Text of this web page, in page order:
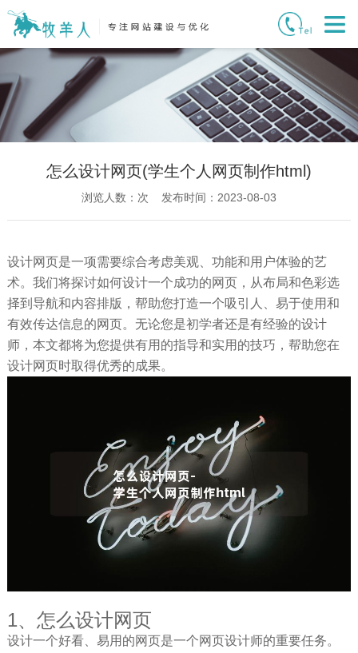
怎么设计网页(学生个人网页制作html)
浏览人数： 次 发布时间：2023-08-03
设计网页是一项需要综合考虑美观、功能和用户体验的艺
术。我们将探讨如何设计一个成功的网页，从布局和色彩选
择到导航和内容排版，帮助您打造一个吸引人、易于使用和
有效传达信息的网页。无论您是初学者还是有经验的设计
师，本文都将为您提供有用的指导和实用的技巧，帮助您在
设计网页时取得优秀的成果。
1、怎么设计网页
设计一个好看、易用的网页是一个网页设计师的重要任务。